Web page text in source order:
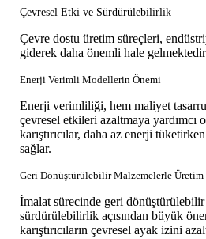
Çevresel Etki ve Sürdürülebilirlik
Çevre dostu üretim süreçleri,
giderek daha önemli hale
Enerji Verimli Modellerin Önemi
Enerji verimliliği, hem maliyet
çevresel etkileri azaltmaya yardımcı
karıştırıcılar, daha az enerji
sağlar.
Geri Dönüştürülebilir Malzemelerle Üretim
İmalat sürecinde geri dönüştürülebilir
sürdürülebilirlik açısından büyük
karıştırıcıların çevresel ayak izini